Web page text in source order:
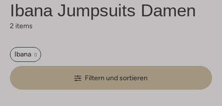
IbanaJumpsuits Damen
2 items
Ibana
Filtern und sortieren